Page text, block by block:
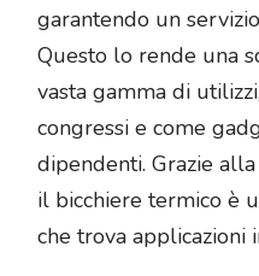
garantendo un
Questo lo rende una
vasta gamma di
congressi e come
dipendenti. Grazie
il bicchiere termico è
che trova applicazioni